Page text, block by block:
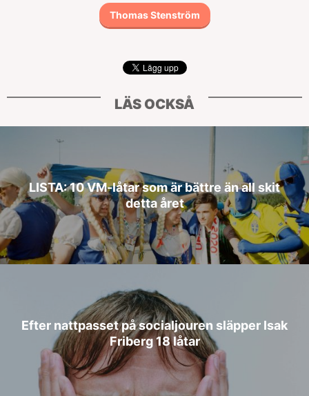
Thomas Stenström
LÄS OCKSÅ
LISTA: 10 VM-låtar som är bättre än all skit
detta året
Efter nattpasset på socialjouren släpper Isak
Friberg 18 låtar